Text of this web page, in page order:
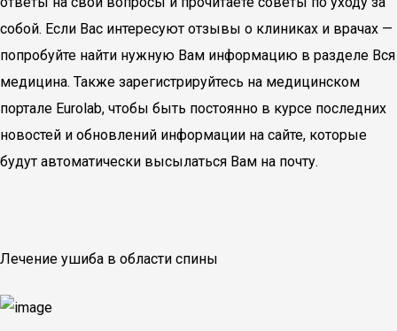
собой. Если Вас интересуют отзывы о клиниках и врачах —
попробуйте найти нужную Вам информацию в разделе Вся
медицина. Также зарегистрируйтесь на медицинском
портале Eurolab, чтобы быть постоянно в курсе последних
новостей и обновлений информации на сайте, которые
будут автоматически высылаться Вам на почту.
Лечение ушиба в области спины